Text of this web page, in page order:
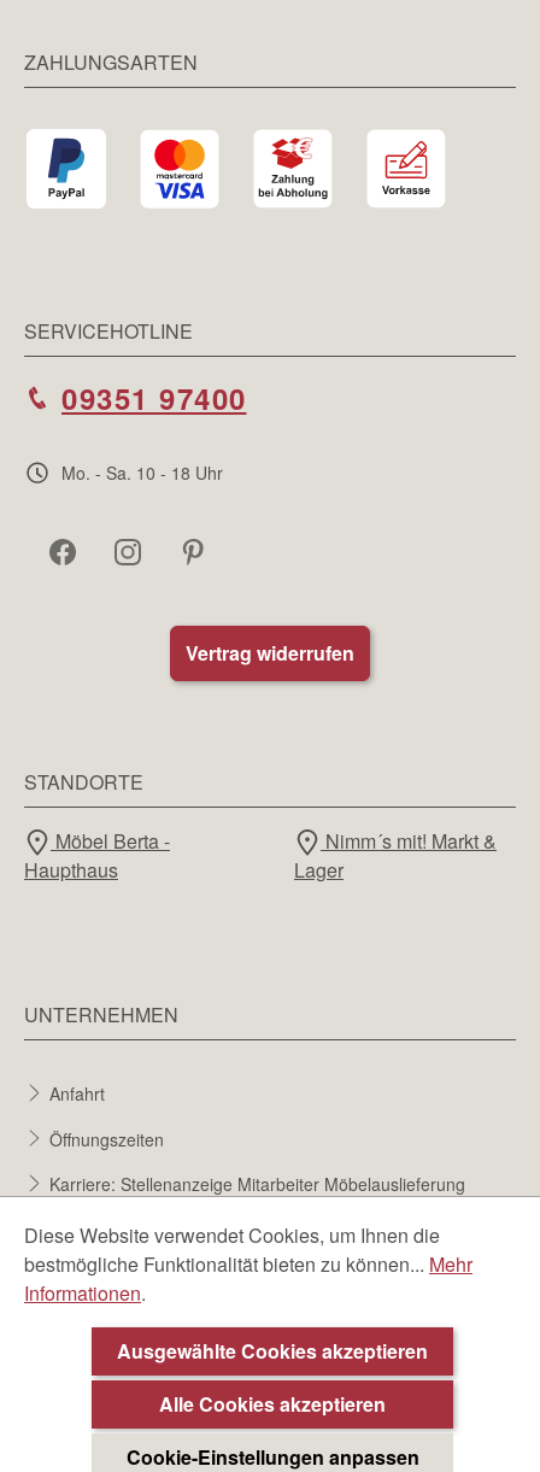
ZAHLUNGSARTEN
SERVICEHOTLINE
09351 97400
Mo. - Sa. 10 - 18 Uhr
Vertrag widerrufen
STANDORTE
Möbel Berta -
Haupthaus
Nimm´s mit! Markt &
Lager
UNTERNEHMEN
Anfahrt
Öffnungszeiten
Karriere: Stellenanzeige Mitarbeiter Möbelauslieferung
Karriere bei Möbel Berta
Bewerbungsformular
Diese Website verwendet Cookies, um Ihnen die
bestmögliche Funktionalität bieten zu können... Mehr
Informationen.
Ausgewählte Cookies akzeptieren
Alle Cookies akzeptieren
Cookie-Einstellungen anpassen